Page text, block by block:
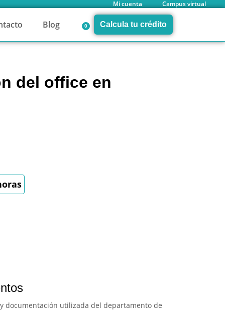
Mi cuenta Campus virtual
Blog 0 Calcula tu crédito
del office en
documentación utilizada del departamento de